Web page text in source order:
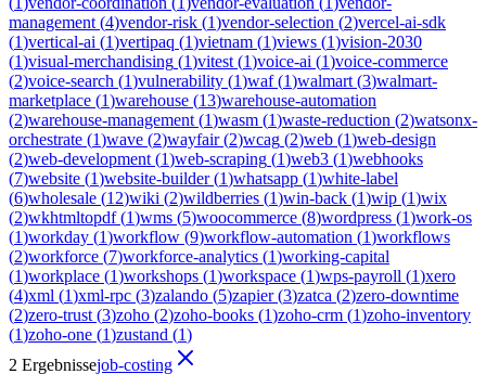
management (4)vendor-risk (1)vendor-selection (2)vercel-ai-sdk
(1)vertical-ai (1)vertipaq (1)vietnam (1)views (1)vision-2030
(1)visual-merchandising (1)vitest (1)voice-ai (1)voice-commerce
(2)voice-search (1)vulnerability (1)waf(1)walmart (3)walmart-
marketplace (1)warehouse (13)warehouse-automation
(2)warehouse-management (1)wasm (1)waste-reduction (2)watsonx-
orchestrate (1)wave (2)wayfair(2)wcag (2)web (1)web-design
(2)web-development (1)web-scraping (1)web3 (1)webhooks
(7)website (1)website-builder(1)whatsapp (1)white-label
(6)wholesale (12)wiki (2)wildberries (1)win-back (1)wip (1)wix
(2)wkhtmltopdf(1)wms (5)woocommerce (8)wordpress (1)work-os
(1)workday (1)workflow (9)workflow-automation (1)workflows
(2)workforce (7)workforce-analytics (1)working-capital
(1)workplace (1)workshops (1)workspace (1)wps-payroll (1)xero
(4)xml (1)xml-rpc (3)zalando (5)zapier(3)zatca (2)zero-downtime
(2)zero-trust (3)zoho (2)zoho-books (1)zoho-crm (1)zoho-inventory
(1)zoho-one (1)zustand (1)
2 Ergebnissejob-costing